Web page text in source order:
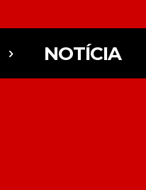
NOTÍCIA